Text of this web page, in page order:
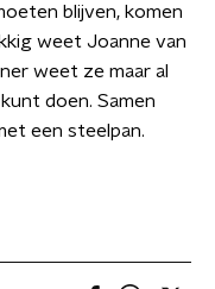
blijven, komen
weet Joanne van
weet ze maar al
doen. Samen
een steelpan.